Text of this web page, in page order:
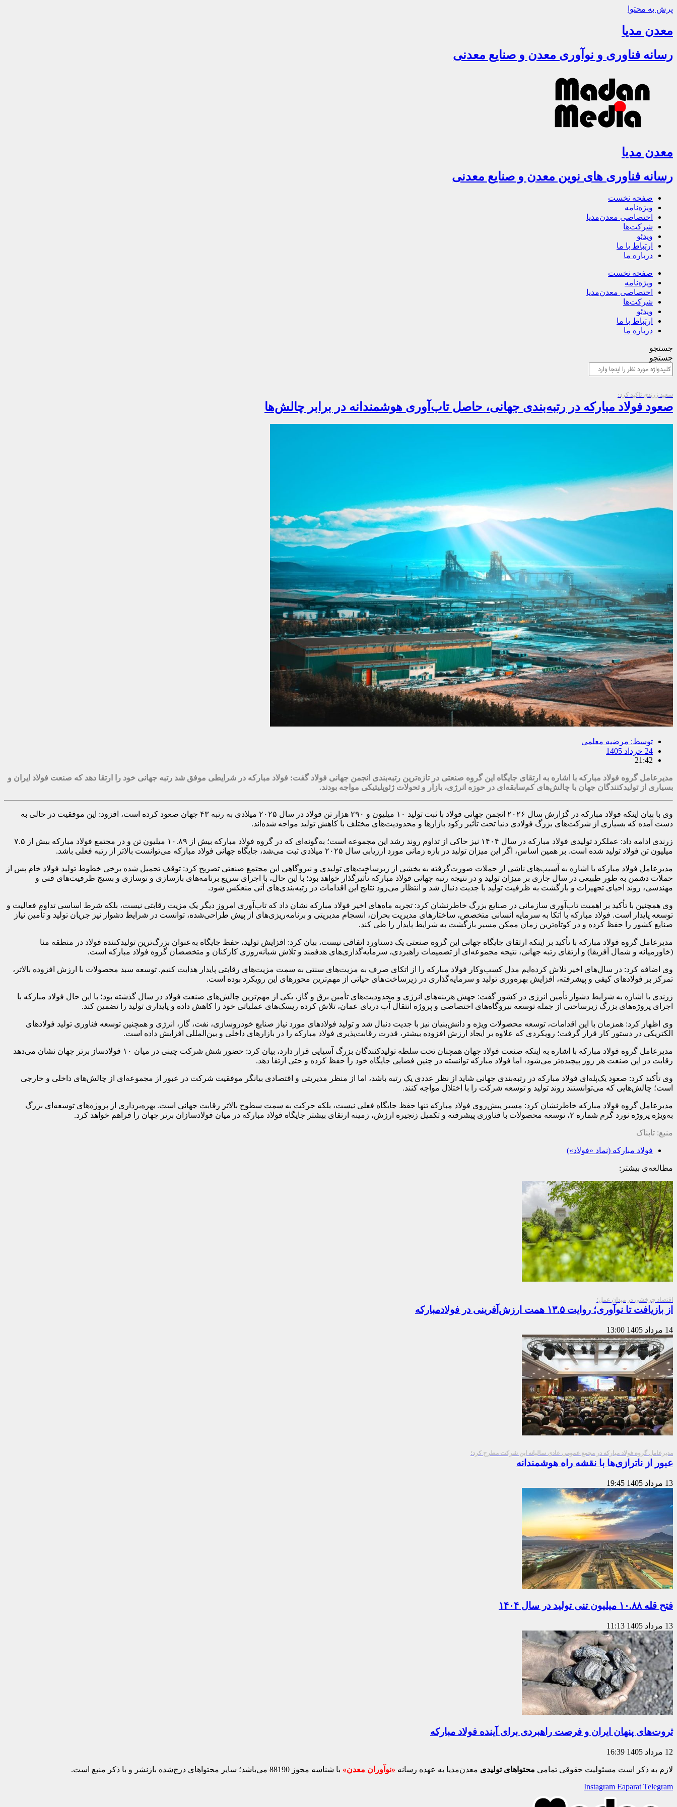
پرش به محتوا
معدن مدیا
رسانه فناوری و نوآوری معدن و صنایع معدنی
معدن مدیا
رسانه فناوری های نوین معدن و صنایع معدنی
صفحه نخست
ویژه‌نامه
اختصاصی معدن‌مدیا
شرکت‌ها
ویدئو
ارتباط با ما
درباره ما
صفحه نخست
ویژه‌نامه
اختصاصی معدن‌مدیا
شرکت‌ها
ویدئو
ارتباط با ما
درباره ما
جستجو
جستجو
سعید زرندی تاکید کرد:
صعود فولاد مبارکه در رتبه‌بندی جهانی، حاصل تاب‌آوری هوشمندانه در برابر چالش‌ها
توسط: مرضیه معلمی
24 خرداد 1405
21:42
مدیرعامل گروه فولاد مبارکه با اشاره به ارتقای جایگاه این گروه صنعتی در تازه‌ترین رتبه‌بندی انجمن جهانی فولاد گفت: فولاد مبارکه در شرایطی موفق شد رتبه جهانی خود را ارتقا دهد که صنعت فولاد ایران و
بسیاری از تولیدکنندگان جهان با چالش‌های کم‌سابقه‌ای در حوزه انرژی، بازار و تحولات ژئوپلیتیکی مواجه بودند.
وی با بیان اینکه فولاد مبارکه در گزارش سال ۲۰۲۶ انجمن جهانی فولاد با ثبت تولید ۱۰ میلیون و ۲۹۰ هزار تن فولاد در سال ۲۰۲۵ میلادی به رتبه ۴۳ جهان صعود کرده است، افزود: این موفقیت در حالی به
دست آمده که بسیاری از شرکت‌های بزرگ فولادی دنیا تحت تأثیر رکود بازارها و محدودیت‌های مختلف با کاهش تولید مواجه شده‌اند.
زرندی ادامه داد: عملکرد تولیدی فولاد مبارکه در سال ۱۴۰۴ نیز حاکی از تداوم روند رشد این مجموعه است؛ به‌گونه‌ای که در گروه فولاد مبارکه بیش از ۱۰.۸۹ میلیون تن و در مجتمع فولاد مبارکه بیش از ۷.۵
میلیون تن فولاد تولید شده است. بر همین اساس، اگر این میزان تولید در بازه زمانی مورد ارزیابی سال ۲۰۲۵ میلادی ثبت می‌شد، جایگاه جهانی فولاد مبارکه می‌توانست بالاتر از رتبه فعلی باشد.
مدیرعامل فولاد مبارکه با اشاره به آسیب‌های ناشی از حملات صورت‌گرفته به بخشی از زیرساخت‌های تولیدی و نیروگاهی این مجتمع صنعتی تصریح کرد: توقف تحمیل شده برخی خطوط تولید فولاد خام پس از
حملات دشمن به طور طبیعی در سال جاری بر میزان تولید و در نتیجه رتبه جهانی فولاد مبارکه تأثیرگذار خواهد بود؛ با این حال، با اجرای سریع برنامه‌های بازسازی و نوسازی و بسیج ظرفیت‌های فنی و
مهندسی، روند احیای تجهیزات و بازگشت به ظرفیت تولید با جدیت دنبال شد و انتظار می‌رود نتایج این اقدامات در رتبه‌بندی‌های آتی منعکس شود.
وی همچنین با تأکید بر اهمیت تاب‌آوری سازمانی در صنایع بزرگ خاطرنشان کرد: تجربه ماه‌های اخیر فولاد مبارکه نشان داد که تاب‌آوری امروز دیگر یک مزیت رقابتی نیست، بلکه شرط اساسی تداوم فعالیت و
توسعه پایدار است. فولاد مبارکه با اتکا به سرمایه انسانی متخصص، ساختارهای مدیریت بحران، انسجام مدیریتی و برنامه‌ریزی‌های از پیش طراحی‌شده، توانست در شرایط دشوار نیز جریان تولید و تأمین نیاز
صنایع کشور را حفظ کرده و در کوتاه‌ترین زمان ممکن مسیر بازگشت به شرایط پایدار را طی کند.
مدیرعامل گروه فولاد مبارکه با تأکید بر اینکه ارتقای جایگاه جهانی این گروه صنعتی یک دستاورد اتفاقی نیست، بیان کرد: افزایش تولید، حفظ جایگاه به‌عنوان بزرگ‌ترین تولیدکننده فولاد در منطقه منا
(خاورمیانه و شمال آفریقا) و ارتقای رتبه جهانی، نتیجه مجموعه‌ای از تصمیمات راهبردی، سرمایه‌گذاری‌های هدفمند و تلاش شبانه‌روزی کارکنان و متخصصان گروه فولاد مبارکه است.
وی اضافه کرد: در سال‌های اخیر تلاش کرده‌ایم مدل کسب‌وکار فولاد مبارکه را از اتکای صرف به مزیت‌های سنتی به سمت مزیت‌های رقابتی پایدار هدایت کنیم. توسعه سبد محصولات با ارزش افزوده بالاتر،
تمرکز بر فولادهای کیفی و پیشرفته، افزایش بهره‌وری تولید و سرمایه‌گذاری در زیرساخت‌های حیاتی از مهم‌ترین محورهای این رویکرد بوده است.
زرندی با اشاره به شرایط دشوار تأمین انرژی در کشور گفت: جهش هزینه‌های انرژی و محدودیت‌های تأمین برق و گاز، یکی از مهم‌ترین چالش‌های صنعت فولاد در سال گذشته بود؛ با این حال فولاد مبارکه با
اجرای پروژه‌های بزرگ زیرساختی از جمله توسعه نیروگاه‌های اختصاصی و پروژه انتقال آب دریای عمان، تلاش کرده ریسک‌های عملیاتی خود را کاهش داده و پایداری تولید را تضمین کند.
وی اظهار کرد: همزمان با این اقدامات، توسعه محصولات ویژه و دانش‌بنیان نیز با جدیت دنبال شد و تولید فولادهای مورد نیاز صنایع خودروسازی، نفت، گاز، انرژی و همچنین توسعه فناوری تولید فولادهای
الکتریکی در دستور کار قرار گرفت؛ رویکردی که علاوه بر ایجاد ارزش افزوده بیشتر، قدرت رقابت‌پذیری فولاد مبارکه را در بازارهای داخلی و بین‌المللی افزایش داده است.
مدیرعامل گروه فولاد مبارکه با اشاره به اینکه صنعت فولاد جهان همچنان تحت سلطه تولیدکنندگان بزرگ آسیایی قرار دارد، بیان کرد: حضور شش شرکت چینی در میان ۱۰ فولادساز برتر جهان نشان می‌دهد
رقابت در این صنعت هر روز پیچیده‌تر می‌شود، اما فولاد مبارکه توانسته در چنین فضایی جایگاه خود را حفظ کرده و حتی ارتقا دهد.
وی تأکید کرد: صعود یک‌پله‌ای فولاد مبارکه در رتبه‌بندی جهانی شاید از نظر عددی یک رتبه باشد، اما از منظر مدیریتی و اقتصادی بیانگر موفقیت شرکت در عبور از مجموعه‌ای از چالش‌های داخلی و خارجی
است؛ چالش‌هایی که می‌توانستند روند تولید و توسعه شرکت را با اختلال مواجه کنند.
مدیرعامل گروه فولاد مبارکه خاطرنشان کرد: مسیر پیش‌روی فولاد مبارکه تنها حفظ جایگاه فعلی نیست، بلکه حرکت به سمت سطوح بالاتر رقابت جهانی است. بهره‌برداری از پروژه‌های توسعه‌ای بزرگ
به‌ویژه پروژه نورد گرم شماره ۲، توسعه محصولات با فناوری پیشرفته و تکمیل زنجیره ارزش، زمینه ارتقای بیشتر جایگاه فولاد مبارکه در میان فولادسازان برتر جهان را فراهم خواهد کرد.
منبع: تابناک
فولاد مبارکه (نماد «فولاد»)
مطالعه‌ی بیشتر:
اقتصاد چرخشی در میدان عمل؛
از بازیافت تا نوآوری؛ روایت ۱۳.۵ همت ارزش‌آفرینی در فولادمبارکه
14 مرداد 1405 13:00
مدیرعامل گروه فولاد مبارکه در مجمع عمومی عادی سالیانه این شرکت مطرح کرد؛
عبور از ناترازی‌ها با نقشه راه هوشمندانه
13 مرداد 1405 19:45
فتح قله ۱۰.۸۸ میلیون تنی تولید در سال ۱۴۰۴
13 مرداد 1405 11:13
ثروت‌های پنهان ایران و فرصت راهبردی برای آینده فولاد مبارکه
12 مرداد 1405 16:39
لازم به ذکر است مسئولیت حقوقی تمامی محتواهای تولیدی معدن‌مدیا به عهده رسانه «نوآوران معدن» با شناسه مجوز 88190 می‌باشد؛ سایر محتواهای درج‌شده بازنشر و با ذکر منبع است.
Instagram Eaparat Telegram